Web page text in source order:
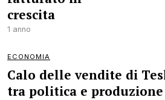
crescita
1 anno
ECONOMIA
Calo delle vendite di
tra politica e produzione